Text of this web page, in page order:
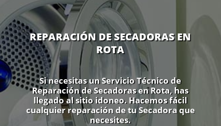
REPARACIÓN DE SECADORAS EN
ROTA
Si necesitas un Servicio Técnico de
Reparación de Secadoras en Rota, has
llegado al sitio idoneo. Hacemos fácil
cualquier reparación de tu Secadora que
necesites.